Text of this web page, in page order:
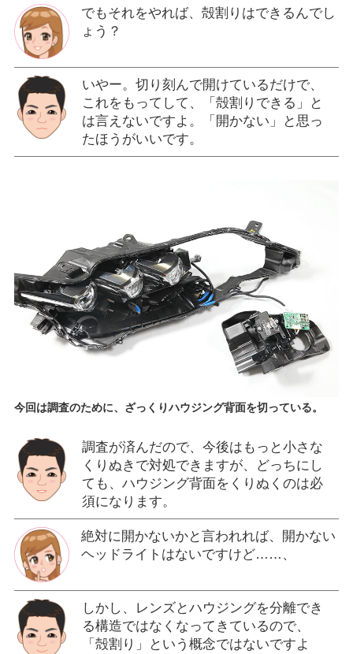
でもそれをやれば、殻割りはできるんでし
ょう？
いやー。切り刻んで開けているだけで、
これをもってして、「殻割りできる」と
は言えないですよ。「開かない」と思っ
たほうがいいです。
今回は調査のために、ざっくりハウジング背面を切っている。
調査が済んだので、今後はもっと小さな
くりぬきで対処できますが、どっちにし
ても、ハウジング背面をくりぬくのは必
須になります。
絶対に開かないかと言われれば、開かない
ヘッドライトはないですけど……、
しかし、レンズとハウジングを分離でき
る構造ではなくなってきているので、
「殻割り」という概念ではないですよ